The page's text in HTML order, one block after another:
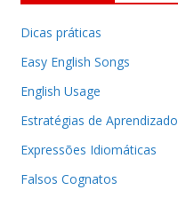
Dicas práticas
Easy English Songs
English Usage
Estratégias de Aprendizado
Expressões Idiomáticas
Falsos Cognatos